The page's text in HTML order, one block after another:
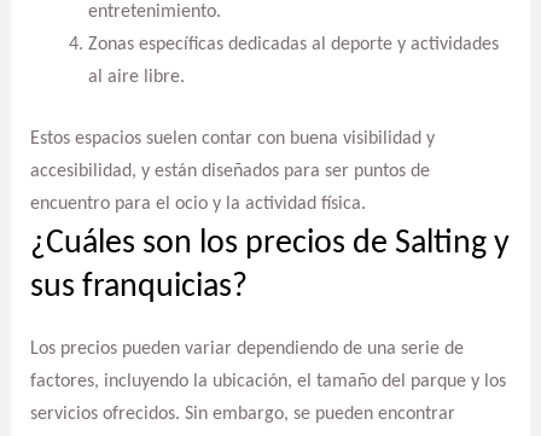
entretenimiento.
Zonas específicas dedicadas al deporte y actividades
al aire libre.
Estos espacios suelen contar con buena visibilidad y
accesibilidad, y están diseñados para ser puntos de
encuentro para el ocio y la actividad física.
¿Cuáles son los precios de Salting y
sus franquicias?
Los precios pueden variar dependiendo de una serie de
factores, incluyendo la ubicación, el tamaño del parque y los
servicios ofrecidos. Sin embargo, se pueden encontrar